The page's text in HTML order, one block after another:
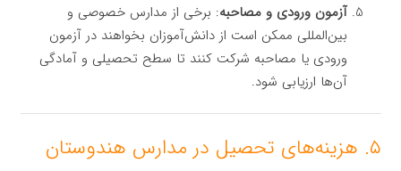
آزمون ورودی و مصاحبه: برخی از مدارس خصوصی و
بین‌المللی ممکن است از دانش‌آموزان بخواهند در آزمون
ورودی یا مصاحبه شرکت کنند تا سطح تحصیلی و آمادگی
آن‌ها ارزیابی شود.
۵. هزینه‌های تحصیل در مدارس هندوستان